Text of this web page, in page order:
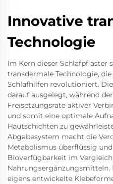
Innovative
Technologie
Im Kern dieser Schlafpflaster
transdermale Technologie,
Schlafhilfen revolutioniert.
darauf ausgelegt, während
Freisetzungsrate aktiver
und somit eine optimale
Hautschichten zu
Abgabesystem macht die
Metabolismus überflüssig
Bioverfügbarkeit im
Nahrungsergänzungsmitteln.
eigens entwickelte